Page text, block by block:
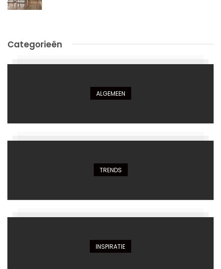
Categorieën
ALGEMEEN
TRENDS
INSPIRATIE